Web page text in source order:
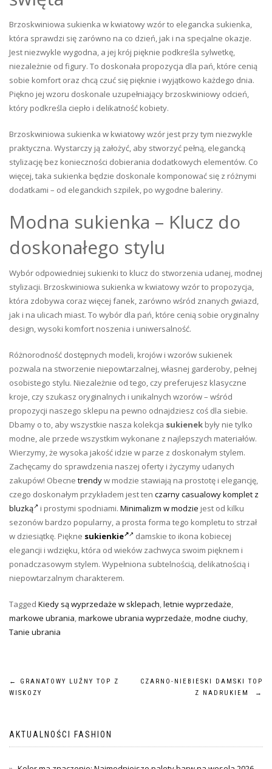
Brzoskwiniowa sukienka w kwiatowy wzór to elegancka sukienka,
która sprawdzi się zarówno na co dzień, jak i na specjalne okazje.
Jest niezwykle wygodna, a jej krój pięknie podkreśla sylwetkę,
niezależnie od figury. To doskonała propozycja dla pań, które cenią
sobie komfort oraz chcą czuć się pięknie i wyjątkowo każdego dnia.
Piękno jej wzoru doskonale uzupełniający brzoskwiniowy odcień,
który podkreśla ciepło i delikatność kobiety.
Brzoskwiniowa sukienka w kwiatowy wzór jest przy tym niezwykle
praktyczna. Wystarczy ją założyć, aby stworzyć pełną, elegancką
stylizację bez konieczności dobierania dodatkowych elementów. Co
więcej, taka sukienka będzie doskonale komponować się z różnymi
dodatkami – od eleganckich szpilek, po wygodne baleriny.
Modna sukienka – Klucz do
doskonałego stylu
Wybór odpowiedniej sukienki to klucz do stworzenia udanej, modnej
stylizacji. Brzoskwiniowa sukienka w kwiatowy wzór to propozycja,
która zdobywa coraz więcej fanek, zarówno wśród znanych gwiazd,
jak i na ulicach miast. To wybór dla pań, które cenią sobie oryginalny
design, wysoki komfort noszenia i uniwersalność.
Różnorodność dostępnych modeli, krojów i wzorów sukienek
pozwala na stworzenie niepowtarzalnej, własnej garderoby, pełnej
osobistego stylu. Niezależnie od tego, czy preferujesz klasyczne
kroje, czy szukasz oryginalnych i unikalnych wzorów – wśród
propozycji naszego sklepu na pewno odnajdziesz coś dla siebie.
Dbamy o to, aby wszystkie nasza kolekcja sukienek były nie tylko
modne, ale przede wszystkim wykonane z najlepszych materiałów.
Wierzymy, że wysoka jakość idzie w parze z doskonałym stylem.
Zachęcamy do sprawdzenia naszej oferty i życzymy udanych
zakupów! Obecne trendyw modzie stawiają na prostotę i elegancję,
czego doskonałym przykładem jest ten czarny casualowy komplet z
bluzką
i prostymi spodniami. Minimalizm w modzie jest od kilku
sezonów bardzo popularny, a prosta forma tego kompletu to strzał
w dziesiątkę. Piękne sukienkie
damskie to ikona kobiecej
elegancji i wdzięku, która od wieków zachwyca swoim pięknem i
ponadczasowym stylem. Wypełniona subtelnością, delikatnością i
niepowtarzalnym charakterem.
Tagged Kiedy są wyprzedaże w sklepach,letnie wyprzedaże,
markowe ubrania,markowe ubrania wyprzedaże,modne ciuchy,
Tanie ubrania
Nawigacja
←
GRANATOWY LUŹNY TOP Z
WISKOZY
CZARNO-NIEBIESKI DAMSKI TOP
Z NADRUKIEM
→
AKTUALNOŚCI FASHION